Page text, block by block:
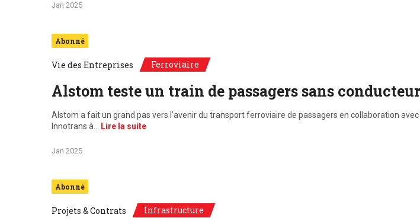
Jan 2025
Abonné
Vie des Entreprises Ferroviaire
Alstom teste un train de passagers sans
Alstom a fait un grand pas vers l’avenir du transport ferroviaire de passagers en collaboration
Innotrans à…
Lire la suite
Jan 2025
Abonné
Projets & Contrats Infrastructure